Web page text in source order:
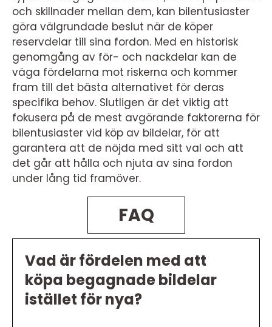
och skillnader mellan dem, kan bilentusiaster
göra välgrundade beslut när de köper
reservdelar till sina fordon. Med en historisk
genomgång av för- och nackdelar kan de
väga fördelarna mot riskerna och kommer
fram till det bästa alternativet för deras
specifika behov. Slutligen är det viktig att
fokusera på de mest avgörande faktorerna för
bilentusiaster vid köp av bildelar, för att
garantera att de nöjda med sitt val och att
det går att hålla och njuta av sina fordon
under lång tid framöver.
FAQ
Vad är fördelen med att
köpa begagnade bildelar
istället för nya?